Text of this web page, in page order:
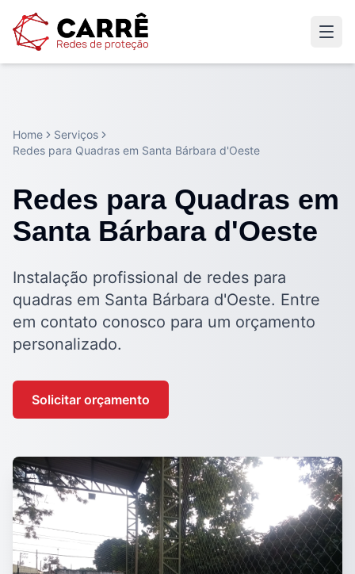
Home
Serviços
Redes para Quadras em Santa Bárbara d'Oeste
Redes para Quadras em
Santa Bárbara d'Oeste
Instalação profissional de redes para
quadras em Santa Bárbara d'Oeste. Entre
em contato conosco para um orçamento
personalizado.
Solicitar orçamento